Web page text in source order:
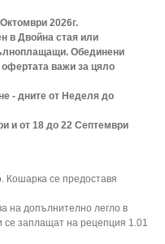
2026г.
в Двойна стая или
Обединени
важи за цяло
- дните от Неделя до
и от 18 до 22 Септември
Кошарка се предоставя
на допълнително легло в
се заплащат на рецепция 1.01